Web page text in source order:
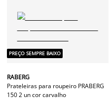
PREÇO SEMPRE BAIXO
RABERG
Prateleiras para roupeiro PRABERG
150 2 un cor carvalho